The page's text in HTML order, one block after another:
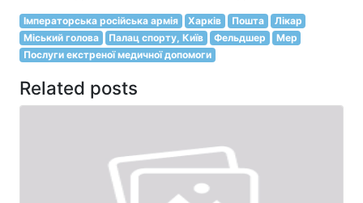
Імператорська російська армія Харків Пошта
Лікар
Міський голова
Палац спорту, Київ Фельдшер
Мер
Послуги екстреної медичної допомоги
Related posts